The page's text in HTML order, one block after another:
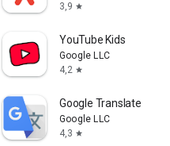
3,9 star
YouTube Kids
Google LLC
4,2 star
Google Translate
Google LLC
4,3 star